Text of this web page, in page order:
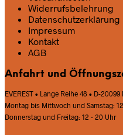
Widerrufsbelehrung
Datenschutz­erklärung
Impressum
Kontakt
AGB
Anfahrt und
EVEREST • Lange Reihe 48 • D-
Montag bis Mittwoch und Samstag:
Donnerstag und Freitag: 12 - 20 Uhr